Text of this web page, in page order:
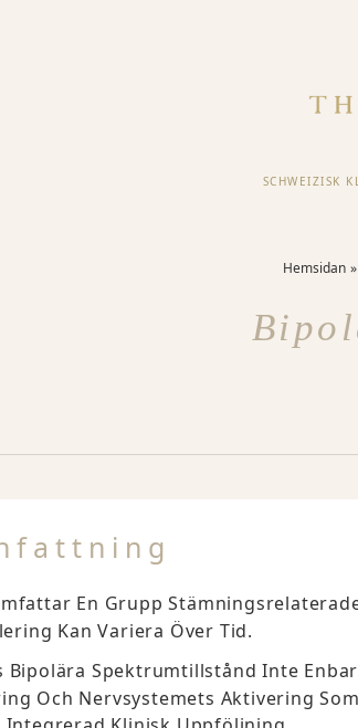
SCHWEIZISK
Hemsidan
En Grupp
Kan Variera Över Tid.
Bipolära Spektrumtillstånd Inte
Och Nervsystemets Aktivering